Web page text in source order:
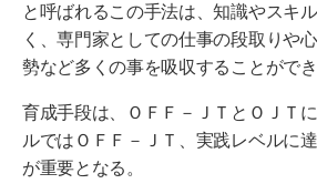
と呼ばれるこの手法は、知識やスキ
く、専門家としての仕事の段取りや
勢など多くの事を吸収することができ
育成手段は、ＯＦＦ－ＪＴとＯＪＴ
ルではＯＦＦ－ＪＴ、実践レベルに
が重要となる。